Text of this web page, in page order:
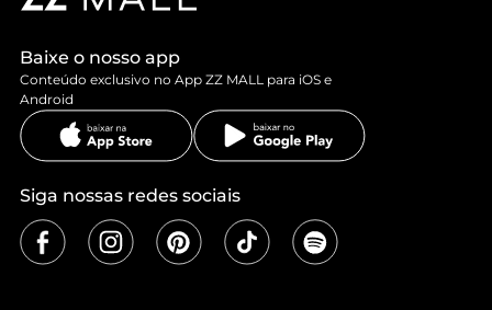
Baixe o nosso app
Conteúdo exclusivo no App ZZ MALL para iOS e
Android
Siga nossas redes sociais